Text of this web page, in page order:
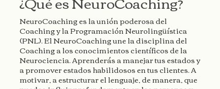
NeuroCoaching es la unión poderosa del
Coaching y laProgramación Neurolingüística
(PNL). El NeuroCoaching une la disciplina del
Coaching a los conocimientos científicos de la
Neurociencia. Aprenderás a manejar tus estados y
a promover estados habilidosos en tus clientes. A
motivar, a estructurar el lenguaje, de manera, que